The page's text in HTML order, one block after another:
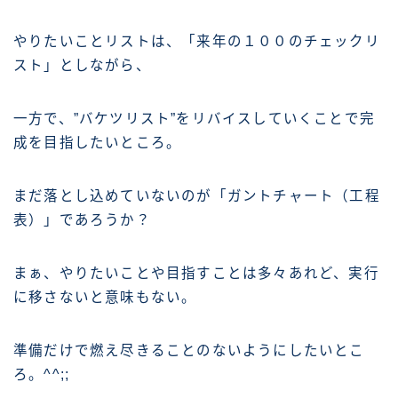
やりたいことリストは、「来年の１００のチェックリ
スト」としながら、
一方で、”バケツリスト”をリバイスしていくことで完
成を目指したいところ。
まだ落とし込めていないのが「ガントチャート（工程
表）」であろうか？
まぁ、やりたいことや目指すことは多々あれど、実行
に移さないと意味もない。
準備だけで燃え尽きることのないようにしたいとこ
ろ。^^;;